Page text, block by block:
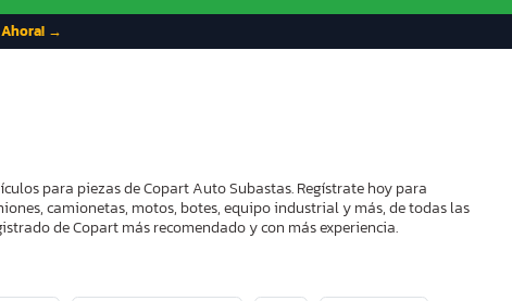
Ahora! →
para piezas de Copart Auto Subastas. Regístrate hoy para
camionetas, motos, botes, equipo industrial y más, de todas las
de Copart más recomendado y con más experiencia.